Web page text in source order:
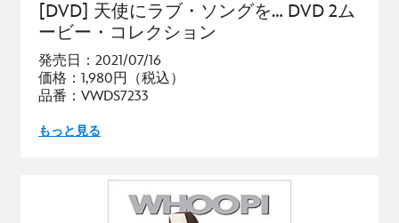
[DVD] 天使にラブ・ソングを… DVD 2ム
ービー・コレクション
発売日：2021/07/16
価格：1,980円（税込）
品番：VWDS7233
もっと見る